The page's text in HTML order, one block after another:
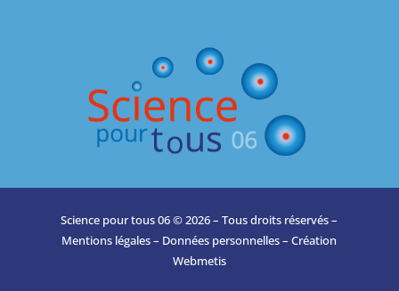
Science pour tous 06 © 2026 – Tous droits réservés –
Mentions légales– Données personnelles– Création
Webmetis